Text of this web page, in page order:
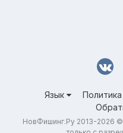
Язык
НовФишинг.Ру 2013-2026